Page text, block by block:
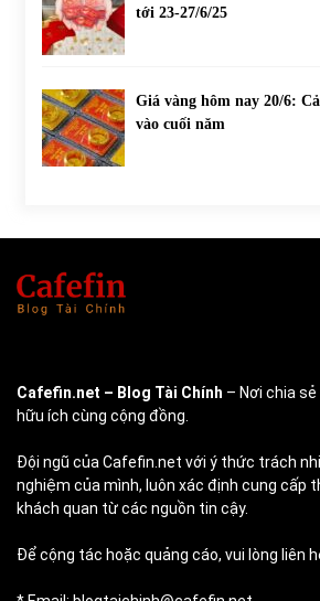
tới 23-27/6/25
Giá vàng hôm nay 20/6:
vào cuối năm
Cafefin.net – Blog Tài Chính – Nơi chia
hữu ích cùng cộng đồng.
Đội ngũ của Cafefin.net với ý thức trách
nghiệm của mình, luôn xác định cung cấp
khách quan từ các nguồn tin cậy.
Để cộng tác hoặc quảng cáo, vui lòng liên